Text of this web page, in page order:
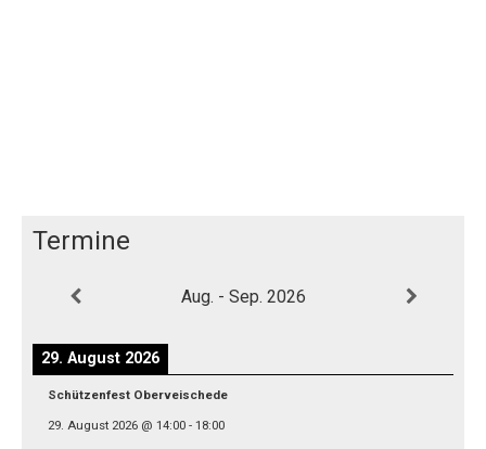
Termine
Aug. - Sep. 2026
29. August 2026
Schützenfest Oberveischede
29. August 2026 @ 14:00 - 18:00